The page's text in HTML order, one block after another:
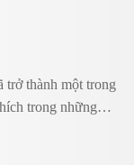
trở thành một trong
trong những
sắc và sáng tạo.